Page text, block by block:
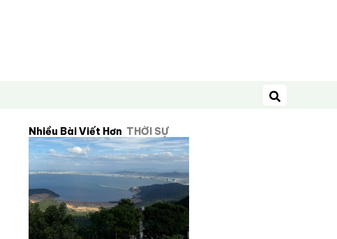
Tìm kiếm
Nhiều Bài Viết Hơn THỜI SỰ